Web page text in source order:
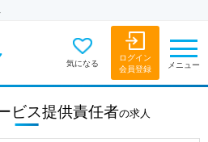
気になる
ログイン
会員登録
メニュー
ビス提供責任者の求人